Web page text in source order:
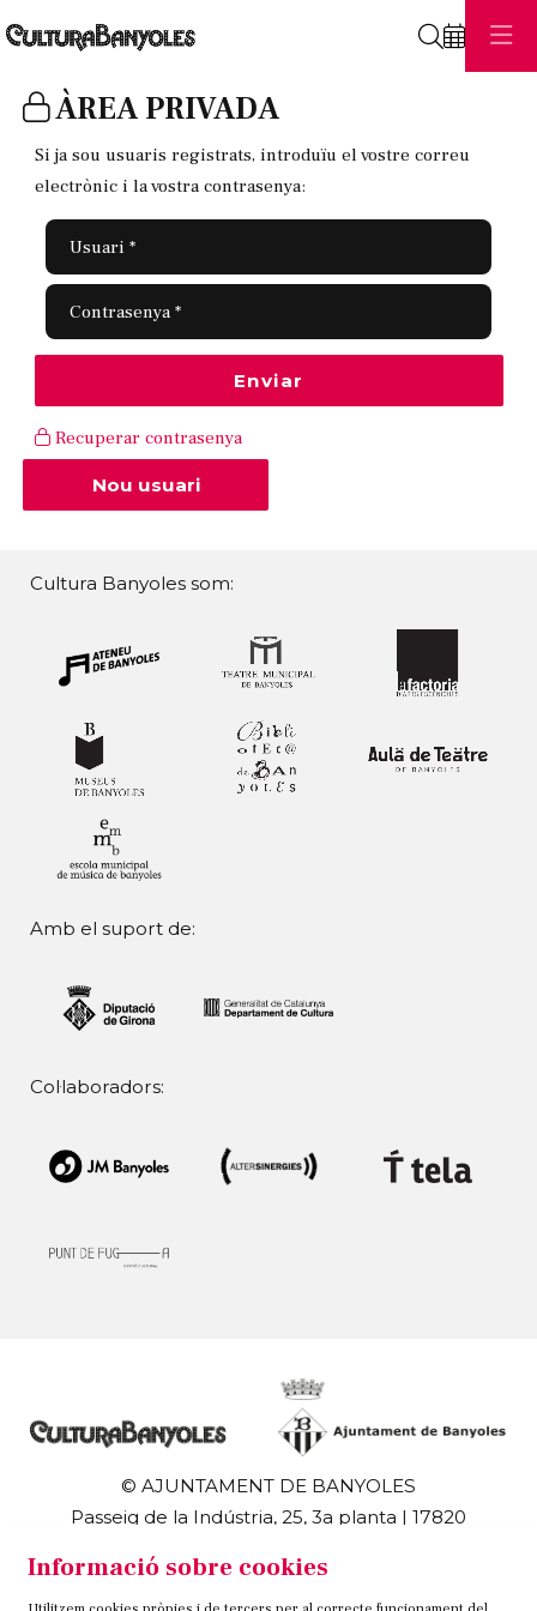
ÀREA PRIVADA
Si ja sou usuaris registrats, introduïu el vostre correu
electrònic i la vostra contrasenya:
Usuari*
Contrasenya*
Enviar
Recuperar contrasenya
Crear
Nou usuari
Cultura Banyoles som:
Amb el suport de:
Col·laboradors:
© AJUNTAMENT DE BANYOLES
Passeig de la Indústria, 25, 3a planta | 17820
972 58 18 48 | 972 57 00 50
Informació sobre cookies